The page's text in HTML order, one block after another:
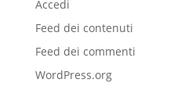
Accedi
Feed dei contenuti
Feed dei commenti
WordPress.org